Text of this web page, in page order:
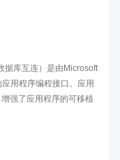
据库互连）是由Microsoft
用程序编程接口。应用
强了应用程序的可移植